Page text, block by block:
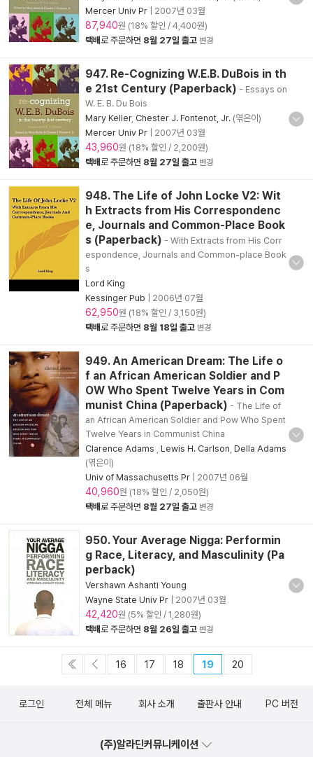
Mercer Univ Pr
2007년 03월
87,940원 (18% 할인 / 4,400원)
택배로 주문하면 8월 27일 출고 변경
947. Re-Cognizing W.E.B. DuBois in th
e 21st Century (Paperback) - Essays on
W. E. B. Du Bois
Mary Keller, Chester J. Fontenot, Jr. (엮은이)
Mercer Univ Pr
2007년 03월
43,960원 (18% 할인 / 2,200원)
택배로 주문하면 8월 27일 출고 변경
948. The Life of John Locke V2: Wit
h Extracts from His Correspondenc
e, Journals and Common-Place Book
s (Paperback) - With Extracts from His Corr
espondence, Journals and Common-place Book
s
Lord King
Kessinger Pub
2006년 07월
62,950원 (18% 할인 / 3,150원)
택배로 주문하면 8월 18일 출고 변경
949. An American Dream: The Life o
f an African American Soldier and P
OW Who Spent Twelve Years in Com
munist China (Paperback) - The Life of
an African American Soldier and Pow Who Spent
Twelve Years in Communist China
Clarence Adams
Lewis H. Carlson Della Adams
(엮은이)
Univ of Massachusetts Pr
2007년 06월
40,960원 (18% 할인 / 2,050원)
택배로 주문하면 8월 27일 출고 변경
950. Your Average Nigga: Performin
g Race, Literacy, and Masculinity (Pa
perback)
Vershawn Ashanti Young
Wayne State Univ Pr
2007년 03월
42,420원 (5% 할인 / 1,280원)
택배로 주문하면 8월 26일 출고 변경
16 17 18 19 20
로그인 전체 메뉴 회사 소개 출판사 안내 PC 버전
(주)알라딘커뮤니케이션